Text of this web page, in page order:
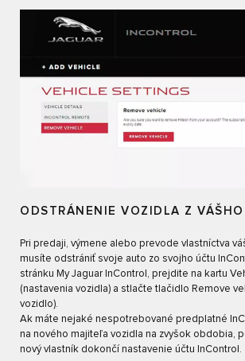
ODSTRÁNENIE VOZIDLA Z
Pri predaji, výmene alebo prevode vlastníctva
musíte odstrániť svoje auto zo svojho účtu
stránku My Jaguar InControl, prejdite na kartu
(nastavenia vozidla) a stlačte tlačidlo Remove
vozidlo).
Ak máte nejaké nespotrebované predplatné
na nového majiteľa vozidla na zvyšok obdobia,
nový vlastník dokončí nastavenie účtu InControl.